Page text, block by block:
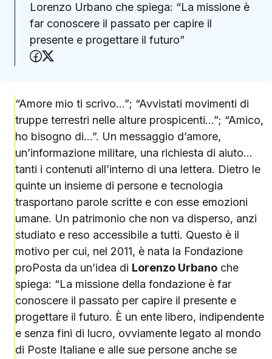
Lorenzo Urbano che spiega: “La missione è
far conoscere il passato per capire il
presente e progettare il futuro”
Condividi su Facebook
“Amore mio ti scrivo…”; “Avvistati movimenti di
truppe terrestri nelle alture prospicenti…”; “Amico,
ho bisogno di…”. Un messaggio d’amore,
un’informazione militare, una richiesta di aiuto…
tanti i contenuti all’interno di una lettera. Dietro le
quinte un insieme di persone e tecnologia
trasportano parole scritte e con esse emozioni
umane. Un patrimonio che non va disperso, anzi
studiato e reso accessibile a tutti. Questo è il
motivo per cui, nel 2011, è nata la Fondazione
proPosta da un’idea di Lorenzo Urbano che
spiega: “La missione della fondazione è far
conoscere il passato per capire il presente e
progettare il futuro. È un ente libero, indipendente
e senza fini di lucro, ovviamente legato al mondo
di Poste Italiane e alle sue persone anche se